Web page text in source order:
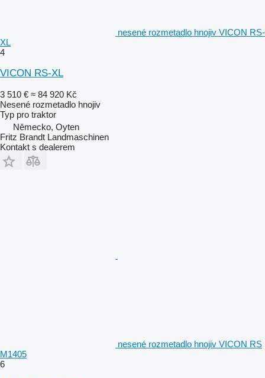
nesené rozmetadlo hnojiv VICON RS-
XL
4
VICON RS-XL
3 510 € ≈ 84 920 Kč
Nesené rozmetadlo hnojiv
Typ pro traktor
Německo, Oyten
Fritz Brandt Landmaschinen
Kontakt s dealerem
nesené rozmetadlo hnojiv VICON RS
M1405
6